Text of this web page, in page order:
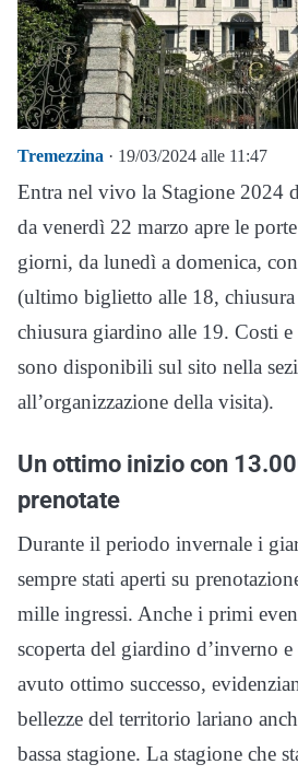
Tremezzina · 19/03/2024 alle 11:47
Entra nel vivo la Stagione 2024
da venerdì 22 marzo apre le
giorni, da lunedì a domenica,
(ultimo biglietto alle 18,
chiusura giardino alle 19. Costi e
sono disponibili sul sito nella
all’organizzazione della visita).
Un ottimo inizio con
prenotate
Durante il periodo invernale i
sempre stati aperti su
mille ingressi. Anche i primi
scoperta del giardino d’inverno e
avuto ottimo successo,
bellezze del territorio lariano
bassa stagione. La stagione che